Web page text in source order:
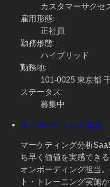
カスタマーサクセ
雇用形態:
正社員
勤務形態:
ハイブリッド
勤務地:
101-0025 東京都
ステータス:
募集中
オンボーディング担当
マーケティング分析
ち早く価値を実感でき
オンボーディング担当
ト・トレーニング実施